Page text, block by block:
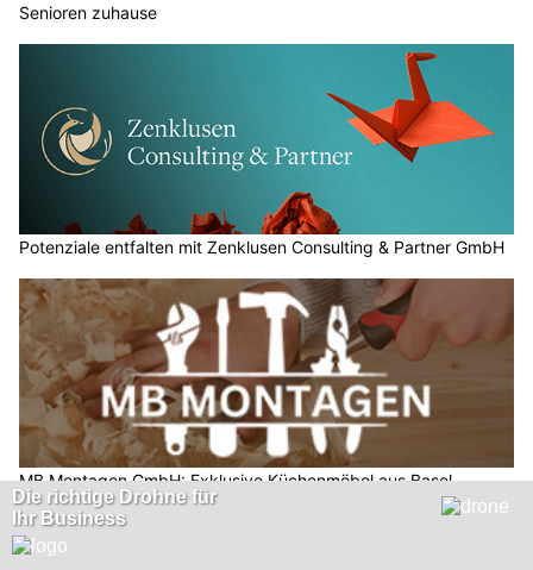
Senioren zuhause
Potenziale entfalten mit Zenklusen Consulting & Partner GmbH
MB Montagen GmbH: Exklusive Küchenmöbel aus Basel